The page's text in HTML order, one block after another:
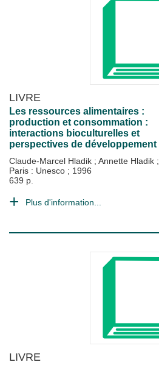
LIVRE
Les ressources alimentaires :
production et consommation :
interactions bioculturelles et
perspectives de développement
Claude-Marcel Hladik ; Annette Hladik ;
Paris : Unesco ; 1996
639 p.
Plus d'information...
LIVRE